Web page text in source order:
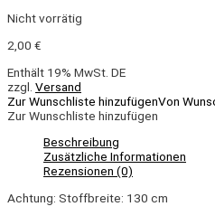
Nicht vorrätig
2,00 €
Enthält 19% MwSt. DE
zzgl. Versand
Zur Wunschliste hinzufügenVon
Zur Wunschliste hinzufügen
Beschreibung
Zusätzliche Informationen
Rezensionen (0)
Achtung: Stoffbreite: 130 cm